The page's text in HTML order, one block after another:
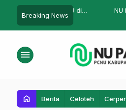
Breaking News
NU Dukung
menu
home Berita Celoteh